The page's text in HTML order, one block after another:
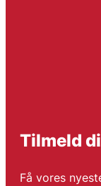
Tilmeld
Få vores